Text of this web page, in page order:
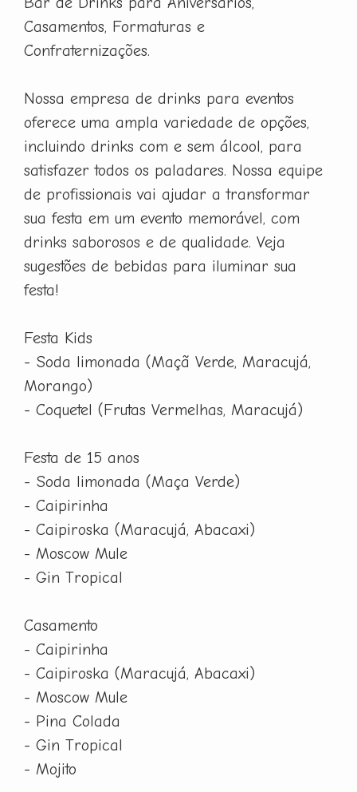
Casamentos, Formaturas e
Confraternizações.
Nossa empresa de drinks para eventos
oferece uma ampla variedade de opções,
incluindo drinks com e sem álcool, para
satisfazer todos os paladares. Nossa equipe
de profissionais vai ajudar a transformar
sua festa em um evento memorável, com
drinks saborosos e de qualidade. Veja
sugestões de bebidas para iluminar sua
festa!
Festa Kids
- Soda limonada (Maçã Verde, Maracujá,
Morango)
- Coquetel (Frutas Vermelhas, Maracujá)
Festa de 15 anos
- Soda limonada (Maça Verde)
- Caipirinha
- Caipiroska (Maracujá, Abacaxi)
- Moscow Mule
- Gin Tropical
Casamento
- Caipirinha
- Caipiroska (Maracujá, Abacaxi)
- Moscow Mule
- Pina Colada
- Gin Tropical
- Mojito